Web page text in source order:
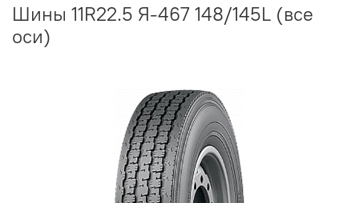
Шины 11R22.5 Я-467 148/145L (все
оси)